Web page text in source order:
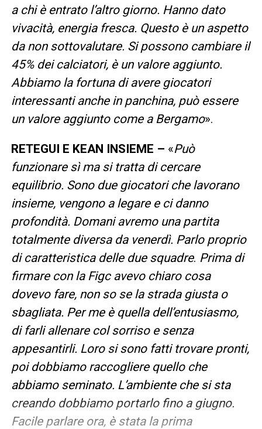
a chi è entrato l’altro giorno. Hanno dato
vivacità, energia fresca. Questo è un aspetto
da non sottovalutare. Si possono cambiare il
45% dei calciatori, è un valore aggiunto.
Abbiamo la fortuna di avere giocatori
interessanti anche in panchina, può essere
un valore aggiunto come a Bergamo».
RETEGUI E KEAN INSIEME – «Può
funzionare sì ma si tratta di cercare
equilibrio. Sono due giocatori che lavorano
insieme, vengono a legare e ci danno
profondità. Domani avremo una partita
totalmente diversa da venerdì. Parlo proprio
di caratteristica delle due squadre. Prima di
firmare con la Figc avevo chiaro cosa
dovevo fare, non so se la strada giusta o
sbagliata. Per me è quella dell’entusiasmo,
di farli allenare col sorriso e senza
appesantirli. Loro si sono fatti trovare pronti,
poi dobbiamo raccogliere quello che
abbiamo seminato. L’ambiente che si sta
creando dobbiamo portarlo fino a giugno.
Facile parlare ora, è stata la prima